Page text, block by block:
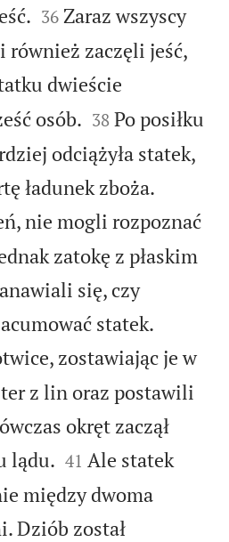


36 Zaraz wszyscy
zaczęli jeść,
dwieście
osób. 

38 Po posiłku
odciążyła statek,
ładunek zboża.
nie mogli rozpoznać
zatokę z płaskim
się, czy
statek.
zostawiając je w
z lin oraz postawili
okręt zaczął
lądu. 

41 Ale statek
między dwoma
Dziób został